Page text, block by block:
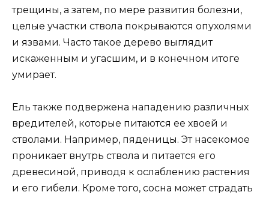
трещины, а затем, по мере развития болезни,
целые участки ствола покрываются опухолями
и язвами. Часто такое дерево выглядит
искаженным и угасшим, и в конечном итоге
умирает.
Ель также подвержена нападению различных
вредителей, которые питаются ее хвоей и
стволами. Например, пяденицы. Эт насекомое
проникает внутрь ствола и питается его
древесиной, приводя к ослаблению растения
и его гибели. Кроме того, сосна может страдать